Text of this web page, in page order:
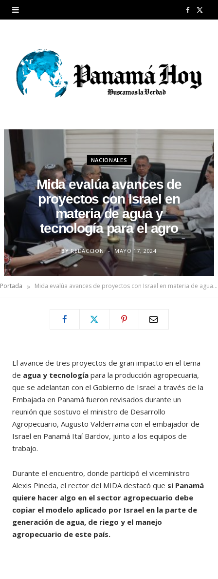
F
b
r
)
NACIONALES
Mida evalúa avances de
proyectos con Israel en
materia de agua y
tecnología para el agro
BY REDACCION MAYO 17, 2024
Portada » Mida evalúa avances de proyectos con Israel en materia de agua y tecnología para el agro
El avance de tres proyectos de gran impacto en el tema
de agua y tecnología para la producción agropecuaria,
que se adelantan con el Gobierno de Israel a través de la
Embajada en Panamá fueron revisados durante un
reunión que sostuvo el ministro de Desarrollo
Agropecuario, Augusto Valderrama con el embajador de
Israel en Panamá Itaí Bardov, junto a los equipos de
trabajo.
Durante el encuentro, donde participó el viceministro
Alexis Pineda, el rector del MIDA destacó que si Panamá
quiere hacer algo en el sector agropecuario debe
copiar el modelo aplicado por Israel en la parte de
generación de agua, de riego y el manejo
agropecuario de este país.